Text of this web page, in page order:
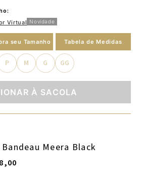
Virtual Novidade
seu Tamanho Tabela de Medidas
P M G GG
À SACOLA
Meera Black